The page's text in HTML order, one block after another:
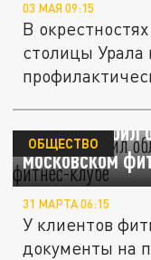
03 МАЯ 09:15
В
столицы
ОМОН устроил
московском
ОБЩЕСТВО
31 МАРТА 06:15
У клиентов
документы на